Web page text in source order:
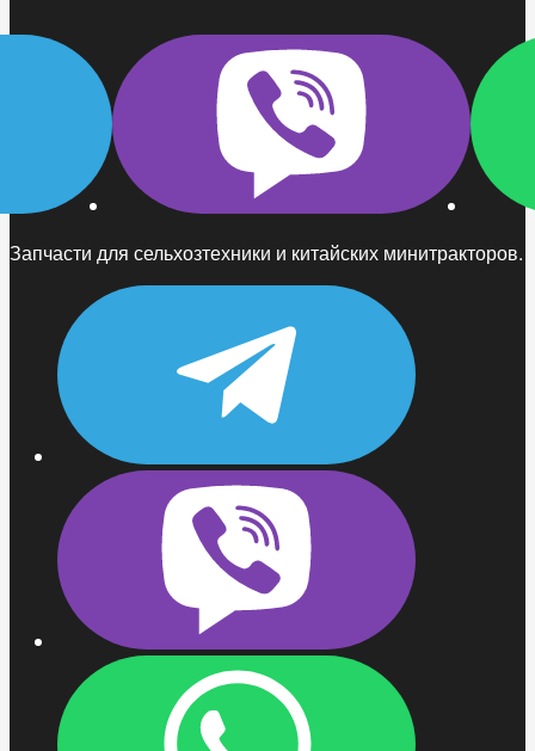
Запчасти для сельхозтехники и китайских минитракторов.